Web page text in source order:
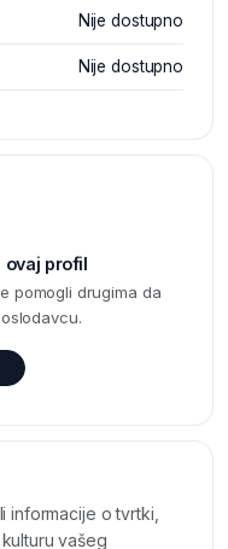
Nije dostupno
Nije dostupno
ovaj profil
pomogli drugima da
informacije o tvrtki,
vašeg